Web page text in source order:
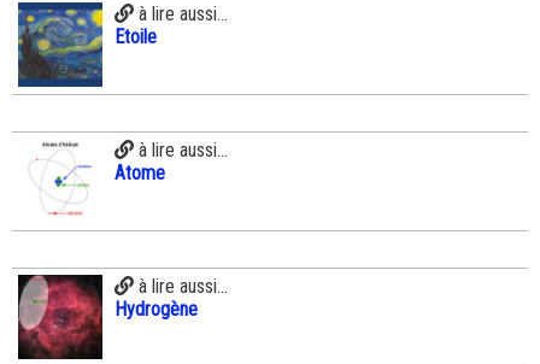
à lire aussi...
Etoile
à lire aussi...
Atome
à lire aussi...
Hydrogène